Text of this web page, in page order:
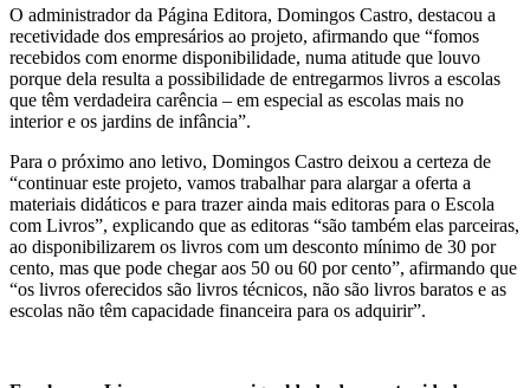
O administrador da Página Editora, Domingos Castro, destacou a
recetividade dos empresários ao projeto, afirmando que “fomos
recebidos com enorme disponibilidade, numa atitude que louvo
porque dela resulta a possibilidade de entregarmos livros a escolas
que têm verdadeira carência – em especial as escolas mais no
interior e os jardins de infância”.
Para o próximo ano letivo, Domingos Castro deixou a certeza de
“continuar este projeto, vamos trabalhar para alargar a oferta a
materiais didáticos e para trazer ainda mais editoras para o Escola
com Livros”, explicando que as editoras “são também elas parceiras,
ao disponibilizarem os livros com um desconto mínimo de 30 por
cento, mas que pode chegar aos 50 ou 60 por cento”, afirmando que
“os livros oferecidos são livros técnicos, não são livros baratos e as
escolas não têm capacidade financeira para os adquirir”.